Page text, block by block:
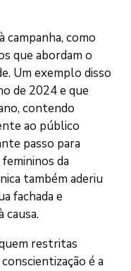
campanha, como
que abordam o
Um exemplo disso
de 2024 e que
contendo
ao público
passo para
da
também aderiu
fachada e
causa.
restritas
é a